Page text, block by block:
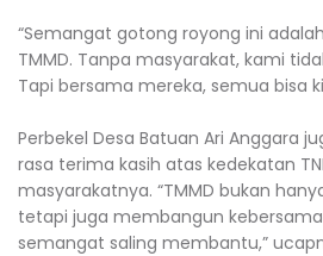
“Semangat gotong royong ini
TMMD. Tanpa masyarakat, kami
Tapi bersama mereka, semua bisa
Perbekel Desa Batuan Ari Anggara
rasa terima kasih atas kedekatan
masyarakatnya. “TMMD bukan
tetapi juga membangun
semangat saling membantu,”